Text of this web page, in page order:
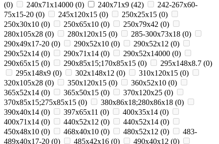
(0) 240х71х14000 (0) 240х71х9 (42)
242-267x60-
75x15-20 (0) 245x120x15 (0) 250x25x15 (0)
250x30x10 (0) 250x65x10 (0) 250х79х42 (0)
280x105x28 (0) 280x120x15 (0) 285-300x73x18 (0)
290x49x17-20 (0) 290x52x10 (0) 290x52x12 (0)
290x52x14 (0) 290x71x14 (0) 290х52х14000 (0)
290х65х15 (0) 290х85х15;170х85х15 (0) 295х148х8.7 (0)
295х148х9 (0) 302х148х12 (0) 310x120x15 (0)
320x105x28 (0) 350x120x15 (0) 360х52х10 (0)
365x52x14 (0) 365х50х15 (0) 370х120х25 (0)
370х85х15;275х85х15 (0) 380х86х18;280х86х18 (0)
390x40x14 (0) 397x65x11 (0) 400х35х14 (0)
400х71х14 (0) 440x52x12 (0) 440х52х14 (0)
450x48x10 (0) 468x40x10 (0) 480х52х12 (0)
483-
489x40x17-20 (0) 485х42х16 (0) 490x40x12 (0)